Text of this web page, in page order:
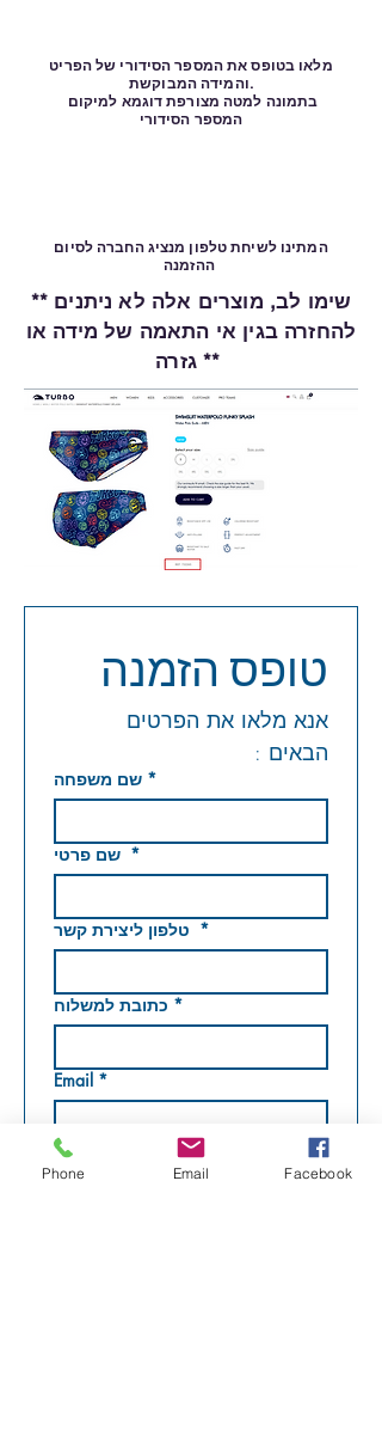
מלאו בטופס את המספר הסידורי של הפריט
והמידה המבוקשת.
המספר הסידורי
המתינו לשיחת טלפון מנציג החברה לסיום
ההזמנה
** שימו לב, מוצרים אלה לא ניתנים
להחזרה בגין אי התאמה של מידה או
גזרה **
טופס הזמנה
הבאים :
שם משפחה *
*
*
כתובת למשלוח *
Email *
רשמו את המספר הסידורי של כל
Phone Email Facebook